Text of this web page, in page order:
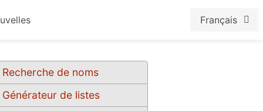
Français
Recherche de noms
Générateur de listes